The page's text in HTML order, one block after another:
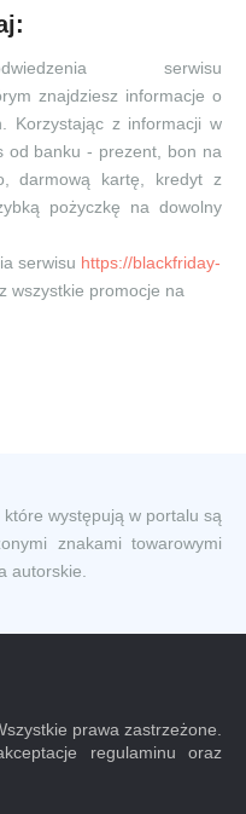
serwisu
znajdziesz informacje o
Korzystając z informacji w
od banku - prezent, bon na
darmową kartę, kredyt z
pożyczkę na dowolny
serwisu https://blackfriday-
wszystkie promocje na
występują w portalu są
znakami towarowymi
autorskie.
prawa zastrzeżone.
regulaminu oraz